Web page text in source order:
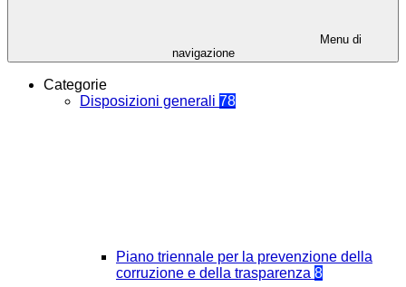
Menu di
navigazione
Categorie
Disposizioni generali 78
Piano triennale per la prevenzione della
corruzione e della trasparenza 8